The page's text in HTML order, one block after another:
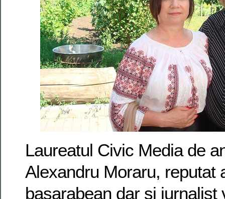
Laureatul Civic Media de
Alexandru Moraru, reputat
basarabean dar şi